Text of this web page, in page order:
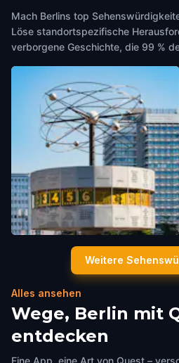
Mach Berlins top
Löse standortspezifische
verborgene Geschichte, die 99 %
World Time ClockWeitere
Alles ansehen
Wege, Berlin mit
entdecken
Eine App, eine Art von Quest –